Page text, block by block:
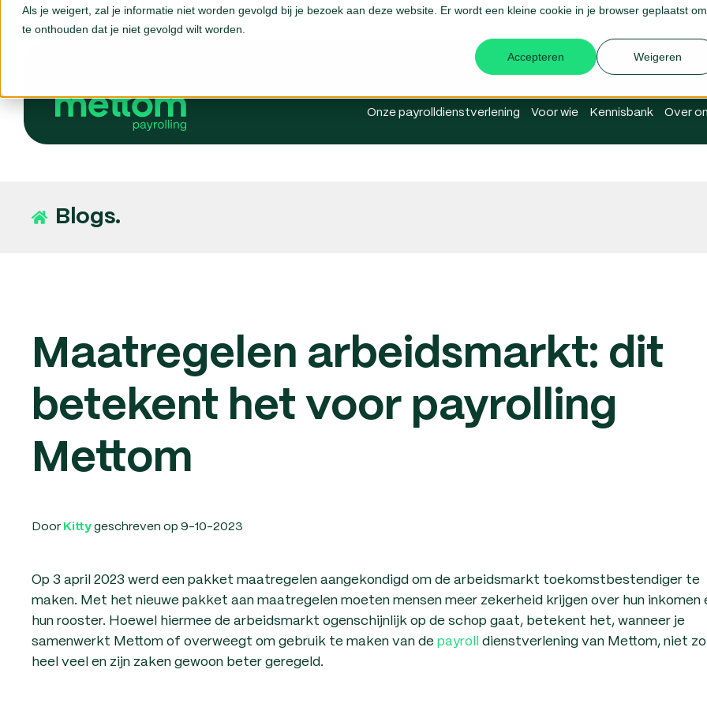
Als je weigert, zal je informatie niet worden gevolgd bij je bezoek aan deze website. Er wordt een kleine cookie in je browser geplaatst om
te onthouden dat je niet gevolgd wilt worden.
Accepteren Weigeren
Onze payrolldienstverlening Voor wie Kennisbank Over
Blogs.
Maatregelen arbeidsmarkt: dit
betekent het voor payrolling
Mettom
Door Kitty geschreven op 9-10-2023
Op 3 april 2023 werd een pakket maatregelen aangekondigd om de arbeidsmarkt toekomstbestendiger te
maken. Met het nieuwe pakket aan maatregelen moeten mensen meer zekerheid krijgen over hun inkomen
hun rooster. Hoewel hiermee de arbeidsmarkt ogenschijnlijk op de schop gaat, betekent het, wanneer je
samenwerkt Mettom of overweegt om gebruik te maken van depayrolldienstverlening van Mettom, niet zo
heel veel en zijn zaken gewoon beter geregeld.